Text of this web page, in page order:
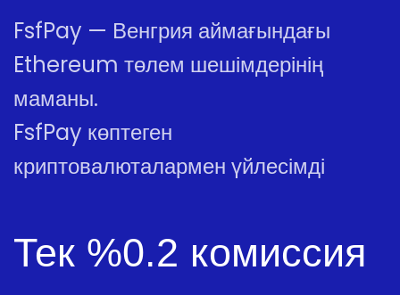
FsfPay — Венгрия аймағындағы
Ethereum төлем шешімдерінің
маманы.
FsfPay көптеген
криптовалюталармен үйлесімді
Тек %0.2 комиссия